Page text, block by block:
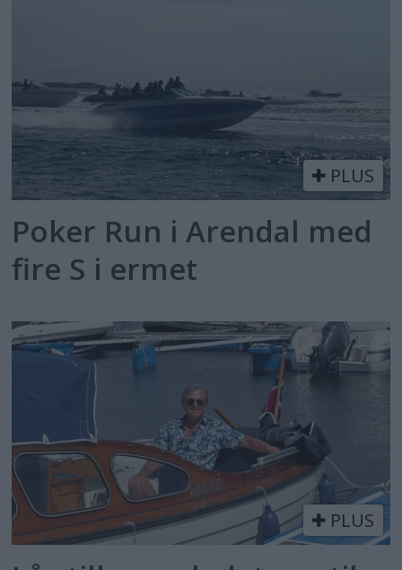
PLUS
Poker Run i Arendal med
fire S i ermet
PLUS